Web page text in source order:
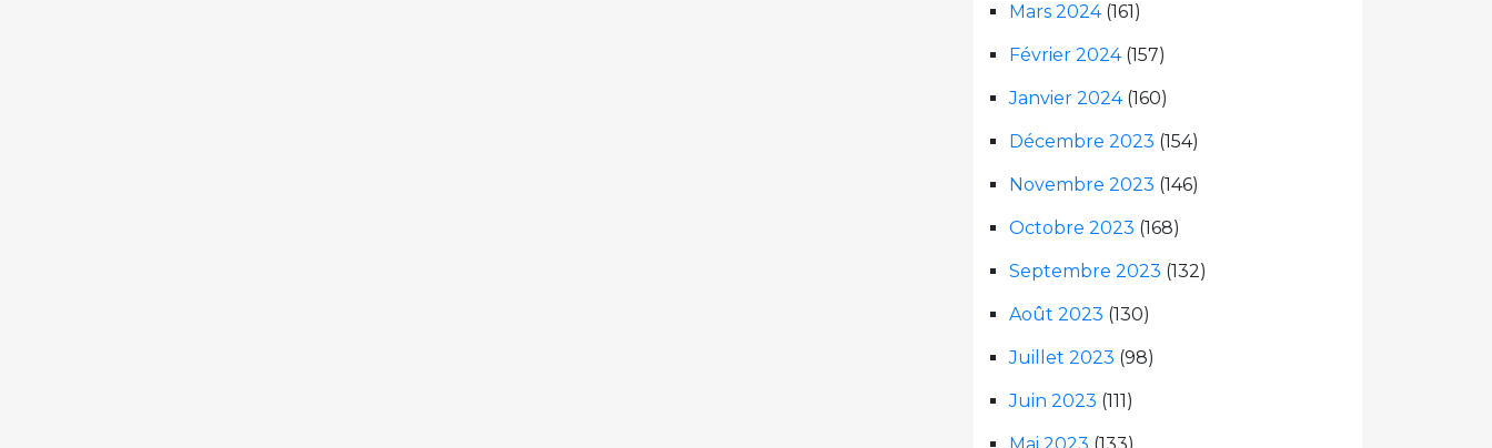
Mars 2024(161)
Février 2024(157)
Janvier 2024(160)
Décembre 2023 (154)
Novembre 2023 (146)
Octobre 2023 (168)
Septembre 2023 (132)
Août 2023 (130)
Juillet 2023 (98)
Juin 2023 (111)